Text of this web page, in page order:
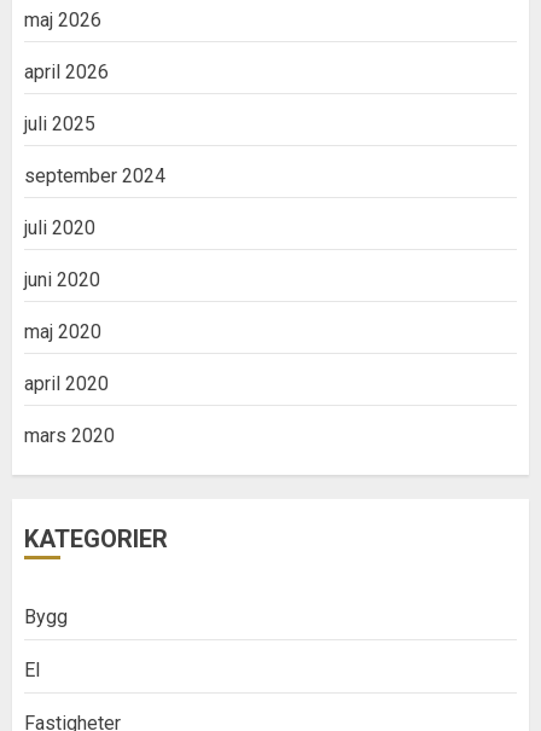
maj 2026
april 2026
juli 2025
september 2024
juli 2020
juni 2020
maj 2020
april 2020
mars 2020
KATEGORIER
Bygg
El
Fastigheter